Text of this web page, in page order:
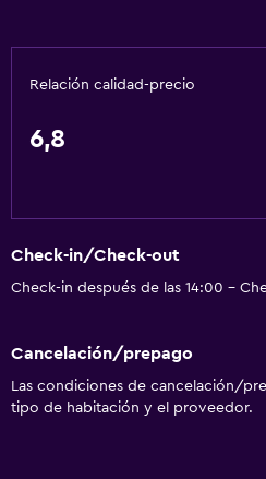
Servicios básicos
WifiRelación calidad-precio
6,8
Check-in/Check-out
Check-in después de las 14:00 -
Cancelación/prepago
Las condiciones de cancelación/
tipo de habitación y el proveedor.